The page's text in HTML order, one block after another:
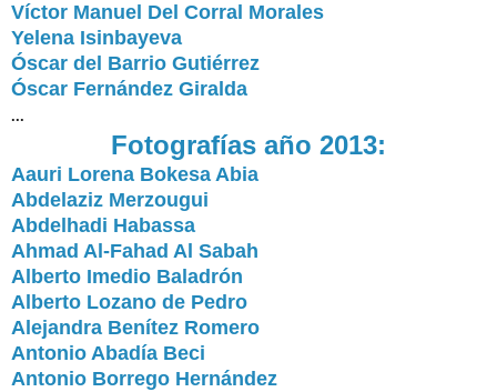
Víctor Manuel Del Corral Morales
Yelena Isinbayeva
Óscar del Barrio Gutiérrez
Óscar Fernández Giralda
...
Fotografías año 2013:
Aauri Lorena Bokesa Abia
Abdelaziz Merzougui
Abdelhadi Habassa
Ahmad Al-Fahad Al Sabah
Alberto Imedio Baladrón
Alberto Lozano de Pedro
Alejandra Benítez Romero
Antonio Abadía Beci
Antonio Borrego Hernández